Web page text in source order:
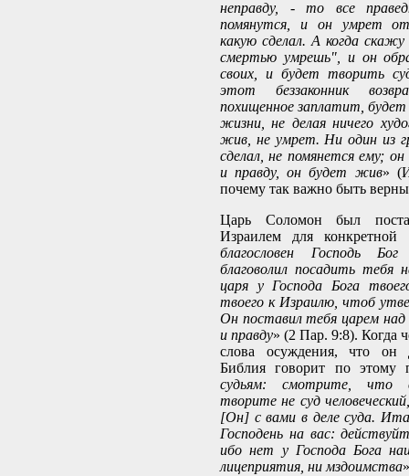
неправду, - то все
помянутся, и он умрет от
какую сделал. А когда
смертью умрешь", и он
своих, и будет творить
этот беззаконник
похищенное заплатит, будет
жизни, не делая ничего
жив, не умрет. Ни один из
сделал, не помянется ему;
и правду, он будет жив»
почему так важно быть
Царь Соломон был
Израилем для
благословен Господь
благоволил посадить тебя
царя у Господа Бога
твоего к Израилю, чтоб
Он поставил тебя царем
и правду» (2 Пар. 9:8). Когда
слова осуждения, что он
Библия говорит по этому
судьям: смотрите, что
творите не суд
[Он] с вами в деле суда.
Господень на вас:
ибо нет у Господа Бога
лицеприятия, ни мздоимства